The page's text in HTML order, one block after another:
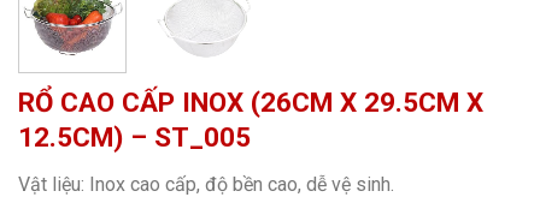
RỔ CAO CẤP INOX (26CM X 29.5CM X
12.5CM) – ST_005
Vật liệu: Inox cao cấp, độ bền cao, dễ vệ sinh.